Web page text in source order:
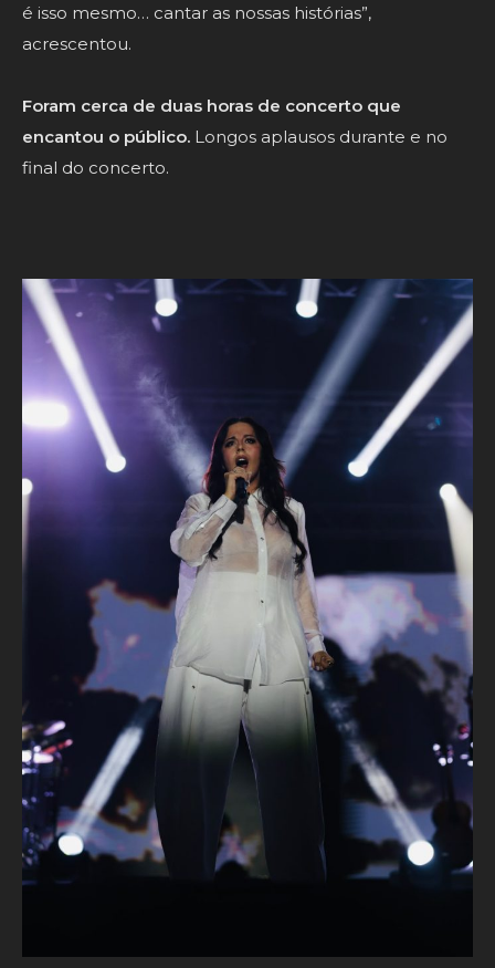
é isso mesmo… cantar as nossas histórias”,
acrescentou.
Foram cerca de duas horas de concerto que
encantou o público. Longos aplausos durante e no
final do concerto.